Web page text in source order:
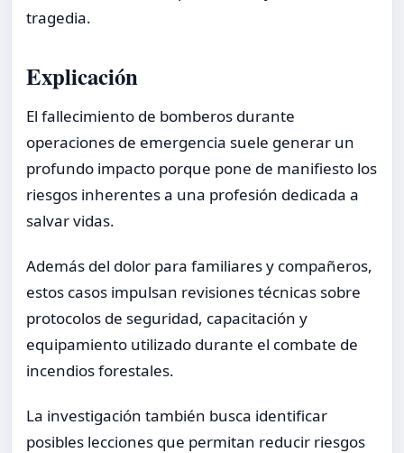
tragedia.
Explicación
El fallecimiento de bomberos durante
operaciones de emergencia suele generar un
profundo impacto porque pone de manifiesto los
riesgos inherentes a una profesión dedicada a
salvar vidas.
Además del dolor para familiares y compañeros,
estos casos impulsan revisiones técnicas sobre
protocolos de seguridad, capacitación y
equipamiento utilizado durante el combate de
incendios forestales.
La investigación también busca identificar
posibles lecciones que permitan reducir riesgos